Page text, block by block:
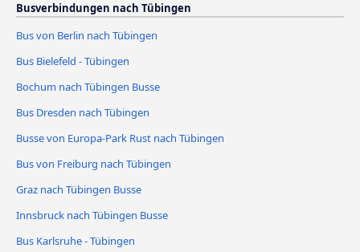
Busverbindungen nach Tübingen
Bus von Berlin nach Tübingen
Bus Bielefeld - Tübingen
Bochum nach Tübingen Busse
Bus Dresden nach Tübingen
Busse von Europa-Park Rust nach Tübingen
Bus von Freiburg nach Tübingen
Graz nach Tübingen Busse
Innsbruck nach Tübingen Busse
Bus Karlsruhe - Tübingen